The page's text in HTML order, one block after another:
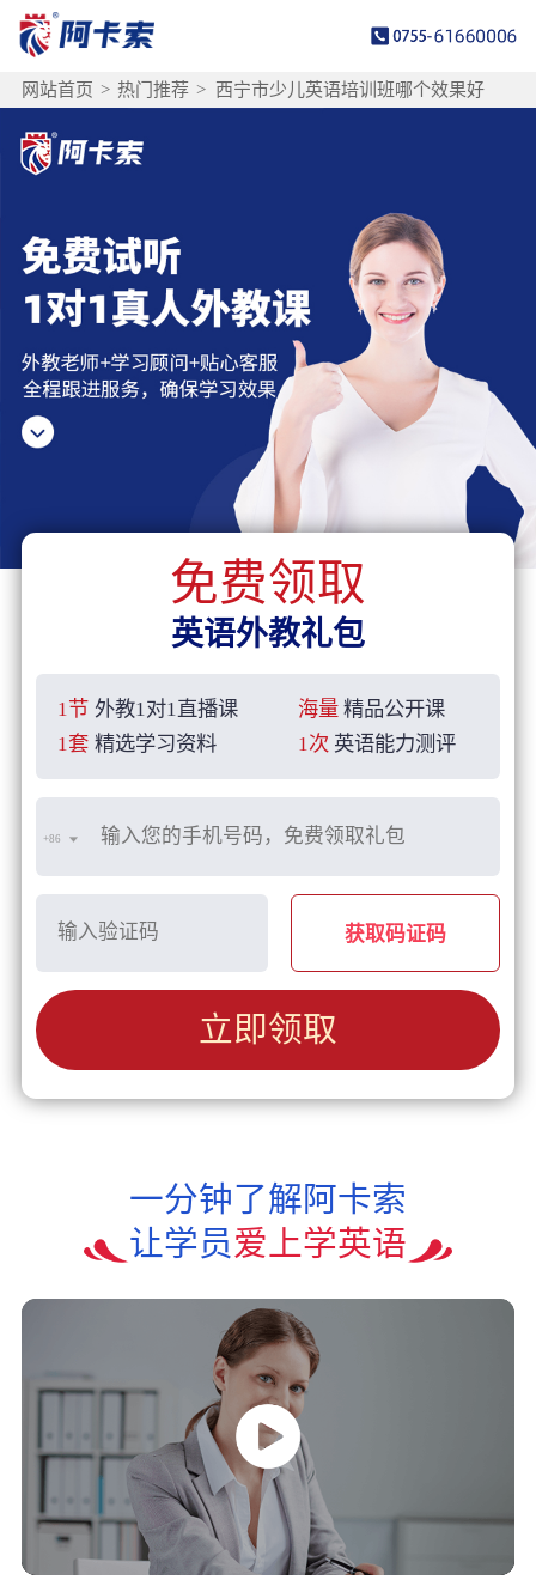
网站首页 > 热门推荐 > 西宁市少儿英语培训班哪个效果好
免费领取
英语外教礼包
1节 外教1对1直播课 海量 精品公开课
1套 精选学习资料 1次 英语能力测评
+86
获取码证码
立即领取
一分钟了解阿卡索
让学员爱上学英语